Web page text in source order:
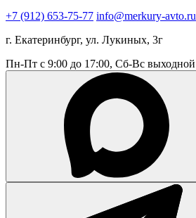
+7 (912) 653-75-77 info@merkury-avto.ru
г. Екатеринбург, ул. Лукиных, 3г
Пн-Пт с 9:00 до 17:00, Сб-Вс выходной